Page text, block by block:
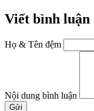
Viết bình luận
Họ & Tên đệm
Nội dung bình luận
Gửi